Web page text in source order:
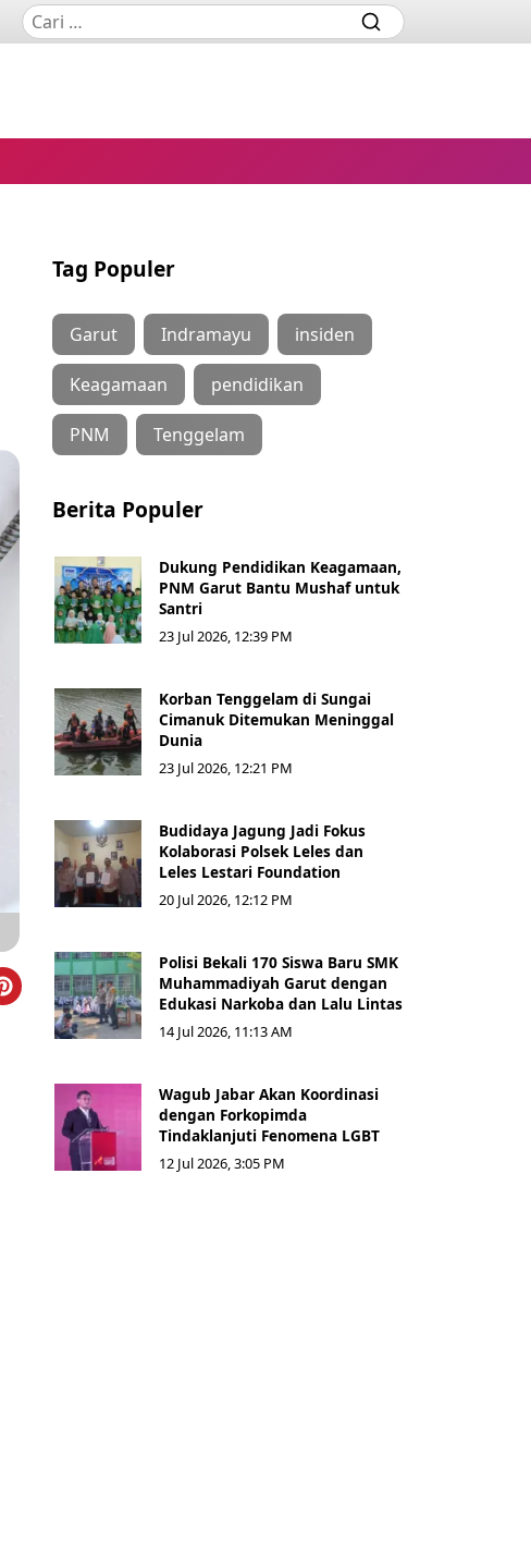
Tag Populer
Garut Indramayu insiden
Keagamaan pendidikan
PNM Tenggelam
Berita Populer
Dukung Pendidikan Keagamaan,
PNM Garut Bantu Mushaf untuk
Santri
23 Jul 2026, 12:39 PM
Korban Tenggelam di Sungai
Cimanuk Ditemukan Meninggal
Dunia
23 Jul 2026, 12:21 PM
Budidaya Jagung Jadi Fokus
Kolaborasi Polsek Leles dan
Leles Lestari Foundation
20 Jul 2026, 12:12 PM
Polisi Bekali 170 Siswa Baru SMK
Muhammadiyah Garut dengan
Edukasi Narkoba dan Lalu Lintas
14 Jul 2026, 11:13 AM
Wagub Jabar Akan Koordinasi
dengan Forkopimda
Tindaklanjuti Fenomena LGBT
12 Jul 2026, 3:05 PM